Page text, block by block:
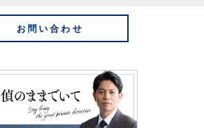
お問い合わせ